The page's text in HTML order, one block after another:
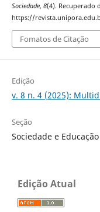
Sociedade, 8(4). Recuperado
https://
Fomatos de Citação
Edição
v. 8 n. 4 (2025):
Seção
Sociedade e Educação
Edição Atual